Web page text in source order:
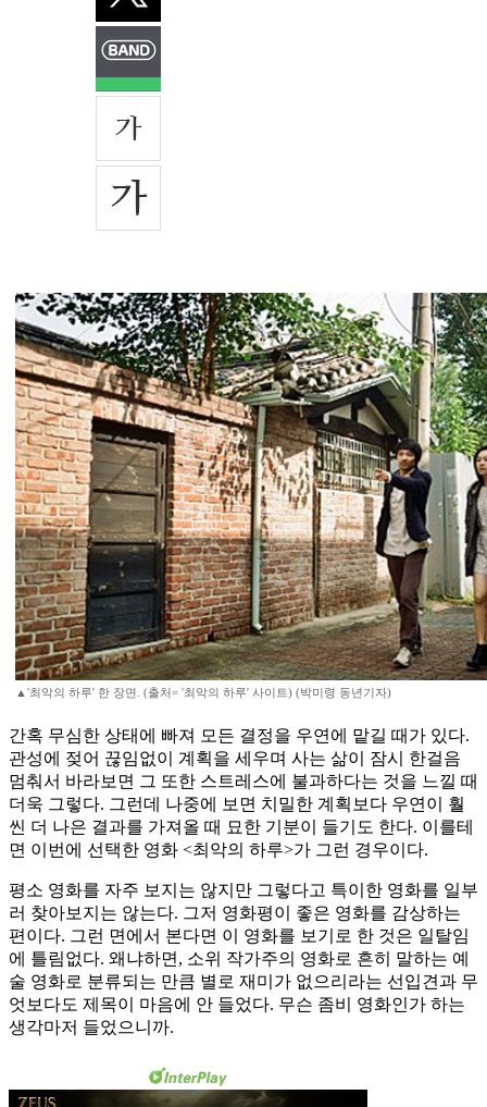
▲'최악의 하루' 한 장면. (출처= '최악의 하루' 사이트) (박미령 동년기자)
간혹 무심한 상태에 빠져 모든 결정을 우연에 맡길 때가 있다.
관성에 젖어 끊임없이 계획을 세우며 사는 삶이 잠시 한걸음
멈춰서 바라보면 그 또한 스트레스에 불과하다는 것을 느낄 때
더욱 그렇다. 그런데 나중에 보면 치밀한 계획보다 우연이 훨
씬 더 나은 결과를 가져올 때 묘한 기분이 들기도 한다. 이를테
면 이번에 선택한 영화 <최악의 하루>가 그런 경우이다.
평소 영화를 자주 보지는 않지만 그렇다고 특이한 영화를 일부
러 찾아보지는 않는다. 그저 영화평이 좋은 영화를 감상하는
편이다. 그런 면에서 본다면 이 영화를 보기로 한 것은 일탈임
에 틀림없다. 왜냐하면, 소위 작가주의 영화로 흔히 말하는 예
술 영화로 분류되는 만큼 별로 재미가 없으리라는 선입견과 무
엇보다도 제목이 마음에 안 들었다. 무슨 좀비 영화인가 하는
생각마저 들었으니까.